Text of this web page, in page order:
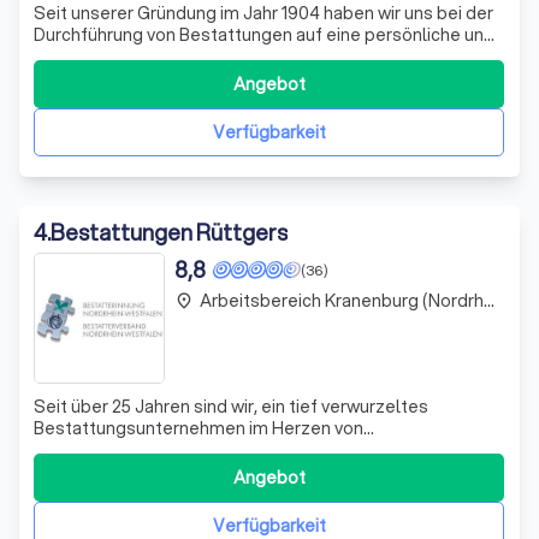
Seit unserer Gründung im Jahr 1904 haben wir uns bei der
Durchführung von Bestattungen auf eine persönliche und
würdevolle Gestaltung spezialisiert. Wir bieten eine
Vielzahl von Bestattungsarten an, darunter die
traditionelle Erdbestattung, Feuerbestattung,
Seebestattung sowie anonyme Bestattungen.
Verfügbarkeit
Angebot
4.Bestattungen Rüttgers
(36)
8,8
Seit über 25 Jahren sind wir, ein tief verwurzeltes
Bestattungsunternehmen im Herzen von
Mönchengladbach Bettrath, ein vertrauensvoller Partner
in Zeiten der Trauer. Unser Anliegen ist es, den
Angehörigen in diesen schweren Stunden beizustehen
und alle notwendigen Schritte mit Empathie und Respekt
Verfügbarkeit
Angebot
place Arbeitsbereich Kranenburg (Nordrhein-Westfalen)